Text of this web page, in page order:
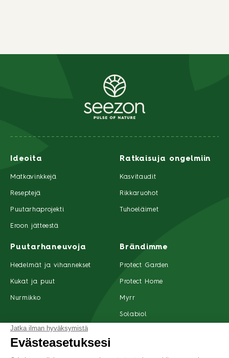
Ideoita
Matkavinkkejä
Reseptejä
Puutarhaprojekti
Eroon jätteestä
Ratkaisuja ongelmiin
Kasvitaudit
Rikkaruohot
Tuhoeläimet
Puutarhaneuvoja
Hedelmät ja vihannekset
Kukat ja puut
Nurmikko
Brändimme
Protect Garden
Protect Home
Myrr
Solabiol